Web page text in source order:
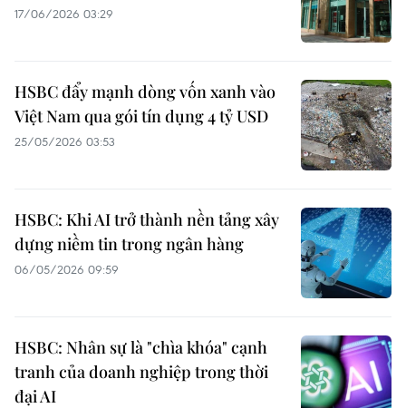
17/06/2026 03:29
HSBC đẩy mạnh dòng vốn xanh vào
Việt Nam qua gói tín dụng 4 tỷ USD
25/05/2026 03:53
HSBC: Khi AI trở thành nền tảng xây
dựng niềm tin trong ngân hàng
06/05/2026 09:59
HSBC: Nhân sự là "chìa khóa" cạnh
tranh của doanh nghiệp trong thời
đại AI